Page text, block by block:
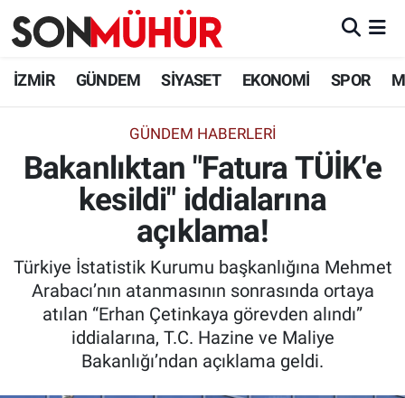
İZMİR GÜNDEM SİYASET EKONOMİ SPOR
GÜNDEM HABERLERI
Bakanlıktan "Fatura TÜİK'e
kesildi" iddialarına
açıklama!
Türkiye İstatistik Kurumu başkanlığına Mehmet
Arabacı’nın atanmasının sonrasında ortaya
atılan “Erhan Çetinkaya görevden alındı”
iddialarına, T.C. Hazine ve Maliye
Bakanlığı’ndan açıklama geldi.
İzmir Nöbetçi Eczaneler
İzmir Namaz Vakitleri
İzmir Trafik Yoğunluk Haritası
Süper Lig Puan Durumu ve Fikstür
Tüm Manşetler
Son Dakika Haberleri
Haber Arşivi